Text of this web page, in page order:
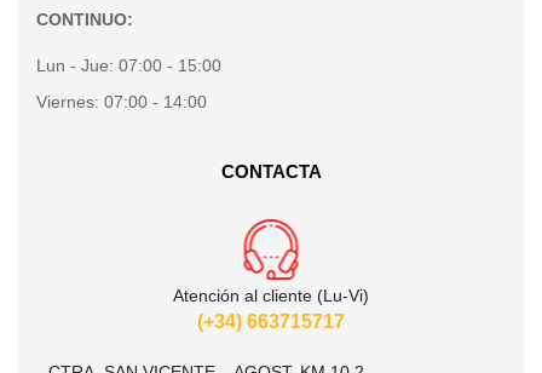
CONTINUO:
Lun - Jue: 07:00 - 15:00
Viernes: 07:00 - 14:00
CONTACTA
Atención al cliente (Lu-Vi)
(+34) 663715717